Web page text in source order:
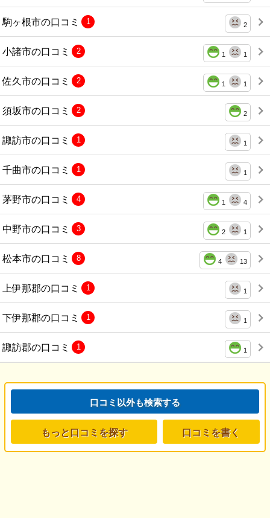
駒ヶ根市の口コミ 2
1
小諸市の口コミ 1 1
2
佐久市の口コミ 1 1
2
須坂市の口コミ 2
2
諏訪市の口コミ 1
1
千曲市の口コミ 1
1
茅野市の口コミ 1 4
4
中野市の口コミ 2 1
3
松本市の口コミ 4 13
8
上伊那郡の口コミ 1
1
下伊那郡の口コミ 1
1
諏訪郡の口コミ 1
1
口コミ以外も検索する
もっと口コミを探す 口コミを書く